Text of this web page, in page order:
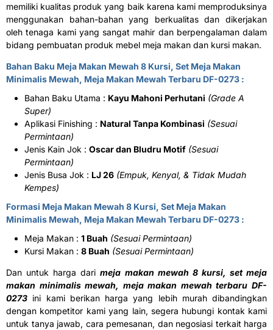
memiliki kualitas produk yang baik karena kami memproduksinya
menggunakan bahan-bahan yang berkualitas dan dikerjakan
oleh tenaga kami yang sangat mahir dan berpengalaman dalam
bidang pembuatan produk mebel meja makan dan kursi makan.
Bahan Baku Meja Makan Mewah 8 Kursi, Set Meja Makan
Minimalis Mewah, Meja Makan Mewah Terbaru DF-0273 :
Bahan Baku Utama : Kayu Mahoni Perhutani (Grade A
Super)
Aplikasi Finishing : Natural Tanpa Kombinasi (Sesuai
Permintaan)
Jenis Kain Jok : Oscar dan Bludru Motif (Sesuai
Permintaan)
Jenis Busa Jok : LJ 26 (Empuk, Kenyal, & Tidak Mudah
Kempes)
Formasi Meja Makan Mewah 8 Kursi, Set Meja Makan
Minimalis Mewah, Meja Makan Mewah Terbaru DF-0273 :
Meja Makan : 1 Buah (Sesuai Permintaan)
Kursi Makan : 8 Buah (Sesuai Permintaan)
Dan untuk harga darimeja makan mewah 8 kursi, set meja
makan minimalis mewah, meja makan mewah terbaru DF-
0273 ini kami berikan harga yang lebih murah dibandingkan
dengan kompetitor kami yang lain, segera hubungi kontak kami
untuk tanya jawab, cara pemesanan, dan negosiasi terkait harga